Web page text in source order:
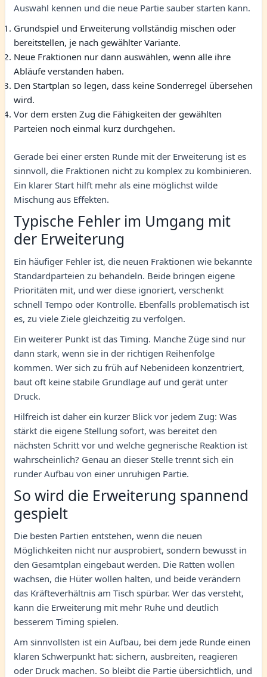
Auswahl kennen und die neue Partie sauber starten kann.
Grundspiel und Erweiterung vollständig mischen oder
bereitstellen, je nach gewählter Variante.
Neue Fraktionen nur dann auswählen, wenn alle ihre
Abläufe verstanden haben.
Den Startplan so legen, dass keine Sonderregel übersehen
wird.
Vor dem ersten Zug die Fähigkeiten der gewählten
Parteien noch einmal kurz durchgehen.
Gerade bei einer ersten Runde mit der Erweiterung ist es
sinnvoll, die Fraktionen nicht zu komplex zu kombinieren.
Ein klarer Start hilft mehr als eine möglichst wilde
Mischung aus Effekten.
Typische Fehler im Umgang mit
der Erweiterung
Ein häufiger Fehler ist, die neuen Fraktionen wie bekannte
Standardparteien zu behandeln. Beide bringen eigene
Prioritäten mit, und wer diese ignoriert, verschenkt
schnell Tempo oder Kontrolle. Ebenfalls problematisch ist
es, zu viele Ziele gleichzeitig zu verfolgen.
Ein weiterer Punkt ist das Timing. Manche Züge sind nur
dann stark, wenn sie in der richtigen Reihenfolge
kommen. Wer sich zu früh auf Nebenideen konzentriert,
baut oft keine stabile Grundlage auf und gerät unter
Druck.
Hilfreich ist daher ein kurzer Blick vor jedem Zug: Was
stärkt die eigene Stellung sofort, was bereitet den
nächsten Schritt vor und welche gegnerische Reaktion ist
wahrscheinlich? Genau an dieser Stelle trennt sich ein
runder Aufbau von einer unruhigen Partie.
So wird die Erweiterung spannend
gespielt
Die besten Partien entstehen, wenn die neuen
Möglichkeiten nicht nur ausprobiert, sondern bewusst in
den Gesamtplan eingebaut werden. Die Ratten wollen
wachsen, die Hüter wollen halten, und beide verändern
das Kräfteverhältnis am Tisch spürbar. Wer das versteht,
kann die Erweiterung mit mehr Ruhe und deutlich
besserem Timing spielen.
Am sinnvollsten ist ein Aufbau, bei dem jede Runde einen
klaren Schwerpunkt hat: sichern, ausbreiten, reagieren
oder Druck machen. So bleibt die Partie übersichtlich, und